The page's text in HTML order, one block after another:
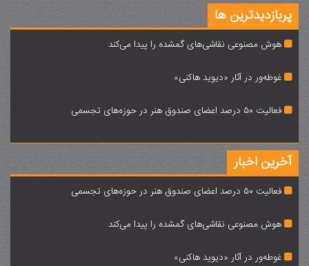
پربازدیدترین ها
هوش مصنوعی نقاشی‌های گمشده را پیدا می‌کند
غوطه‌ور در آثار «دیوید هاکنی»‌
فعالیت 50 درصد اعضای صندوق هنر در حوزه‌های تجسمی
آخرین اخبار
فعالیت 50 درصد اعضای صندوق هنر در حوزه‌های تجسمی
هوش مصنوعی نقاشی‌های گمشده را پیدا می‌کند
غوطه‌ور در آثار «دیوید هاکنی»‌